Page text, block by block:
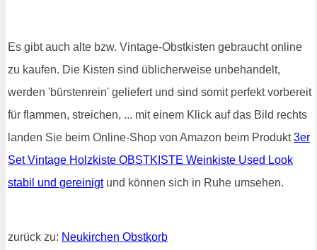
Es gibt auch alte bzw. Vintage-Obstkisten gebraucht online
zu kaufen. Die Kisten sind üblicherweise unbehandelt,
werden 'bürstenrein' geliefert und sind somit perfekt vorbereit
für flammen, streichen, ... mit einem Klick auf das Bild rechts
landen Sie beim Online-Shop von Amazon beim Produkt3er
Set Vintage Holzkiste OBSTKISTE Weinkiste Used Look
stabil und gereinigtund können sich in Ruhe umsehen.
zurück zu: Neukirchen Obstkorb